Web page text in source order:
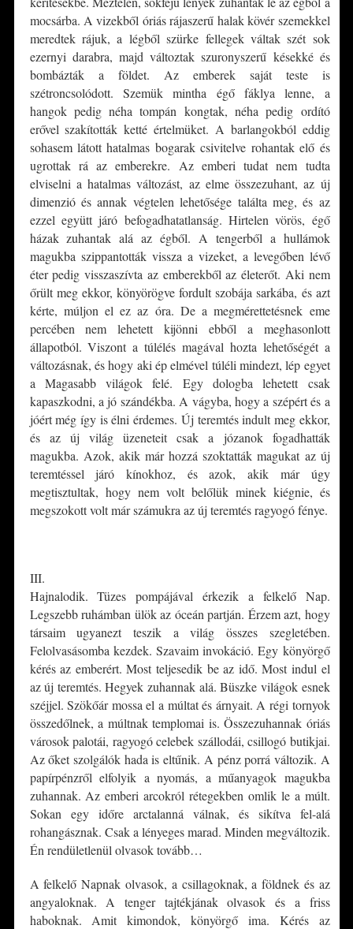
mocsárba. A vizekből óriás rájaszerű halak kövér szemekkel
meredtek rájuk, a légből szürke fellegek váltak szét sok
ezernyi darabra, majd változtak szuronyszerű késekké és
bombázták a földet. Az emberek saját teste is
szétroncsolódott. Szemük mintha égő fáklya lenne, a
hangok pedig néha tompán kongtak, néha pedig ordító
erővel szakították ketté értelmüket. A barlangokból eddig
sohasem látott hatalmas bogarak csivitelve rohantak elő és
ugrottak rá az emberekre. Az emberi tudat nem tudta
elviselni a hatalmas változást, az elme összezuhant, az új
dimenzió és annak végtelen lehetősége találta meg, és az
ezzel együtt járó befogadhatatlanság. Hirtelen vörös, égő
házak zuhantak alá az égből. A tengerből a hullámok
magukba szippantották vissza a vizeket, a levegőben lévő
éter pedig visszaszívta az emberekből az életerőt. Aki nem
őrült meg ekkor, könyörögve fordult szobája sarkába, és azt
kérte, múljon el ez az óra. De a megmérettetésnek eme
percében nem lehetett kijönni ebből a meghasonlott
állapotból. Viszont a túlélés magával hozta lehetőségét a
változásnak, és hogy aki ép elmével túléli mindezt, lép egyet
a Magasabb világok felé. Egy dologba lehetett csak
kapaszkodni, a jó szándékba. A vágyba, hogy a szépért és a
jóért még így is élni érdemes. Új teremtés indult meg ekkor,
és az új világ üzeneteit csak a józanok fogadhatták
magukba. Azok, akik már hozzá szoktatták magukat az új
teremtéssel járó kínokhoz, és azok, akik már úgy
megtisztultak, hogy nem volt belőlük minek kiégnie, és
megszokott volt már számukra az új teremtés ragyogó fénye.
III.
Hajnalodik. Tüzes pompájával érkezik a felkelő Nap.
Legszebb ruhámban ülök az óceán partján. Érzem azt, hogy
társaim ugyanezt teszik a világ összes szegletében.
Felolvasásomba kezdek. Szavaim invokáció. Egy könyörgő
kérés az emberért. Most teljesedik be az idő. Most indul el
az új teremtés. Hegyek zuhannak alá. Büszke világok esnek
széjjel. Szökőár mossa el a múltat és árnyait. A régi tornyok
összedőlnek, a múltnak templomai is. Összezuhannak óriás
városok palotái, ragyogó celebek szállodái, csillogó butikjai.
Az őket szolgálók hada is eltűnik. A pénz porrá változik. A
papírpénzről elfolyik a nyomás, a műanyagok magukba
zuhannak. Az emberi arcokról rétegekben omlik le a múlt.
Sokan egy időre arctalanná válnak, és sikítva fel-alá
rohangásznak. Csak a lényeges marad. Minden megváltozik.
Én rendületlenül olvasok tovább…
A felkelő Napnak olvasok, a csillagoknak, a földnek és az
angyaloknak. A tenger tajtékjának olvasok és a friss
haboknak. Amit kimondok, könyörgő ima. Kérés az